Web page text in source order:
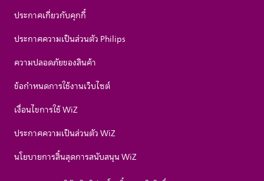
ประกาศเกี่ยวกับคุกกี้
ประกาศความเป็นส่วนตัว Philips
ความปลอดภัยของสินค้า
ข้อกำหนดการใช้งานเว็บไซต์
เงื่อนไขการใช้ WiZ
ประกาศความเป็นส่วนตัว WiZ
นโยบายการสิ้นสุดการสนับสนุน WiZ